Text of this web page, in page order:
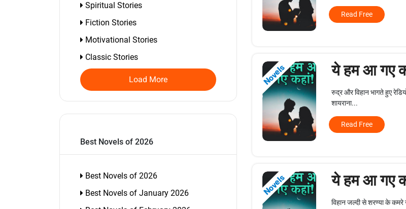
Spiritual Stories
Fiction Stories
Motivational Stories
Classic Stories
Load More
Best Novels of 2026
Best Novels of 2026
Best Novels of January 2026
Read Free
Novels ये हम आ गए
रुद्र और विहान भागते हुए
शायराना...
Read Free
Novels ये हम आ गए
विहान जल्दी से शरण्या के